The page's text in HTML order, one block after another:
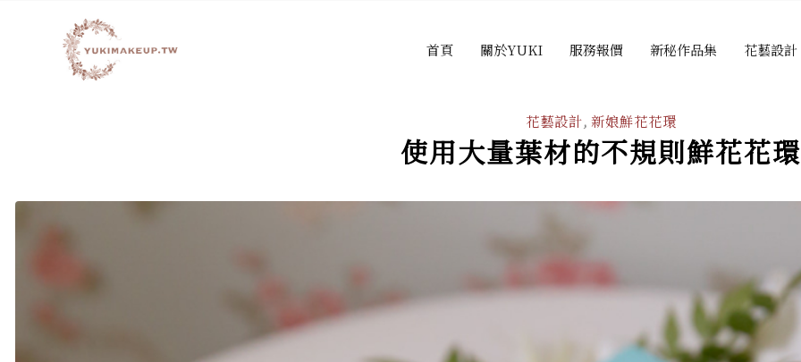
首頁 關於YUKI 服務報價 新秘作品集 花藝設計
花藝設計, 新娘鮮花花環
使用大量葉材的不規則鮮花花環